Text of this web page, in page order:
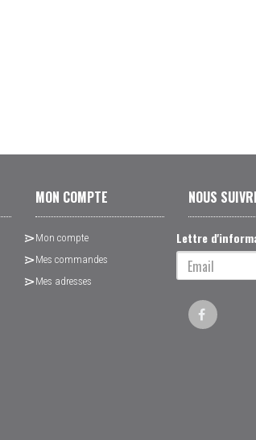
MON COMPTE
Mon compte
Mes commandes
Mes adresses
NOUS
Lettre